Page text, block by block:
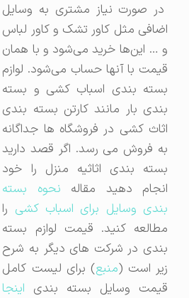
در صورت نیاز مشتری به وسایل
اضافی مثل کاور تشک و کاور لباس
و … این‌ها خرید می‌شود و با همان
قیمت با آنها حساب می‌شود. لوازم
بسته بندی اسباب کشی و بسته
بندی بار مانند کارتن بسته بندی
اثاث کشی در فروشگاه ها جداگانه
به فروش می رسد. اگر قصد دارید
بسته بندی اثاثیه منزل را خود
انجام دهید مقالهنحوه بسته
بندی وسایل برای اسباب کشیرا
مطالعه کنید. قیمت لوازم بسته
بندی در شرکت های دیگر به شرح
زیر است (منبع) برای لیست کامل
قیمت وسایل بسته بندیاینجا